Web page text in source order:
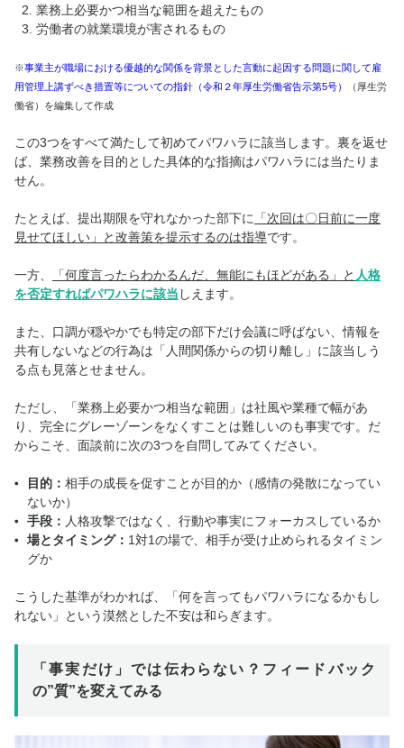
業務上必要かつ相当な範囲を超えたもの
労働者の就業環境が害されるもの
※事業主が職場における優越的な関係を背景とした言動に起因する問題に関して雇
用管理上講ずべき措置等についての指針（令和２年厚生労働省告示第5号）
（厚生労
働省） を編集して作成
この3つをすべて満たして初めてパワハラに該当します。裏を返せ
ば、業務改善を目的とした具体的な指摘はパワハラには当たりま
せん。
たとえば、提出期限を守れなかった部下に 「次回は〇日前に一度
見せてほしい」と改善策を提示するのは指導です。
一方、 「何度言ったらわかるんだ、無能にもほどがある」と 人格
を否定すればパワハラに該当 しえます。
また、口調が穏やかでも特定の部下だけ会議に呼ばない、情報を
共有しないなどの行為は「人間関係からの切り離し」に該当しう
る点も見落とせません。
ただし、「業務上必要かつ相当な範囲」は社風や業種で幅があ
り、完全にグレーゾーンをなくすことは難しいのも事実です。だ
からこそ、面談前に次の3つを自問してみてください。
目的 ： 相手の成長を促すことが目的か（感情の発散になってい
ないか）
手段 ： 人格攻撃ではなく、行動や事実にフォーカスしているか
場とタイミング： 1対1の場で、相手が受け止められるタイミン
グか
こうした基準がわかれば、「何を言ってもパワハラになるかもし
れない」という漠然とした不安は和らぎます。
「事実だけ」では伝わらない？フィードバック
の”質”を変えてみる